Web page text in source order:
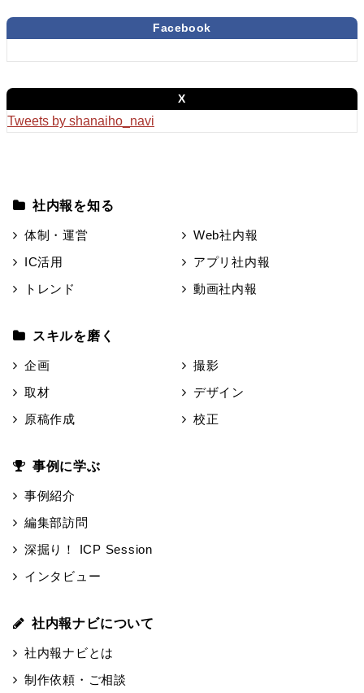
Facebook
X
Tweets by shanaiho_navi
社内報を知る
体制・運営
IC活用
トレンド
Web社内報
アプリ社内報
動画社内報
スキルを磨く
企画
取材
原稿作成
撮影
デザイン
校正
事例に学ぶ
事例紹介
編集部訪問
深掘り！ ICP Session
インタビュー
社内報ナビについて
社内報ナビとは
制作依頼・ご相談